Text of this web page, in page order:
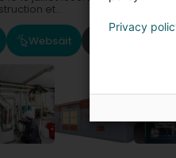
et...
Websäit
Privacy